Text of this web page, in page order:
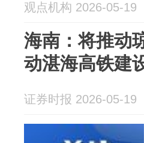
观点机构 2026-05-19
海南：将推动
动湛海高铁建
证券时报 2026-05-19